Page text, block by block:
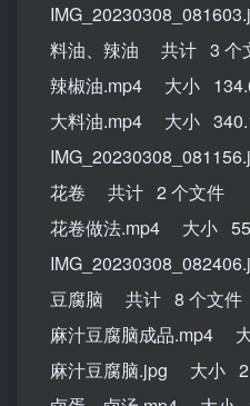
料油、辣油 共计 3 个
辣椒油.mp4 大小
大料油.mp4 大小
花卷 共计 2 个文件
花卷做法.mp4 大小
豆腐脑 共计 8 个文件
麻汁豆腐脑成品.mp4
麻汁豆腐脑.jpg 大小